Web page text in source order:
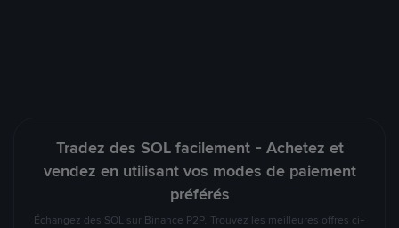
Tradez des SOL facilement - Achetez et
vendez en utilisant vos modes de paiement
préférés
Échangez des SOL sur Binance P2P. Trouvez les meilleures offres ci-